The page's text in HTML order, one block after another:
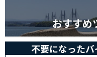
おすすめ
不要になった